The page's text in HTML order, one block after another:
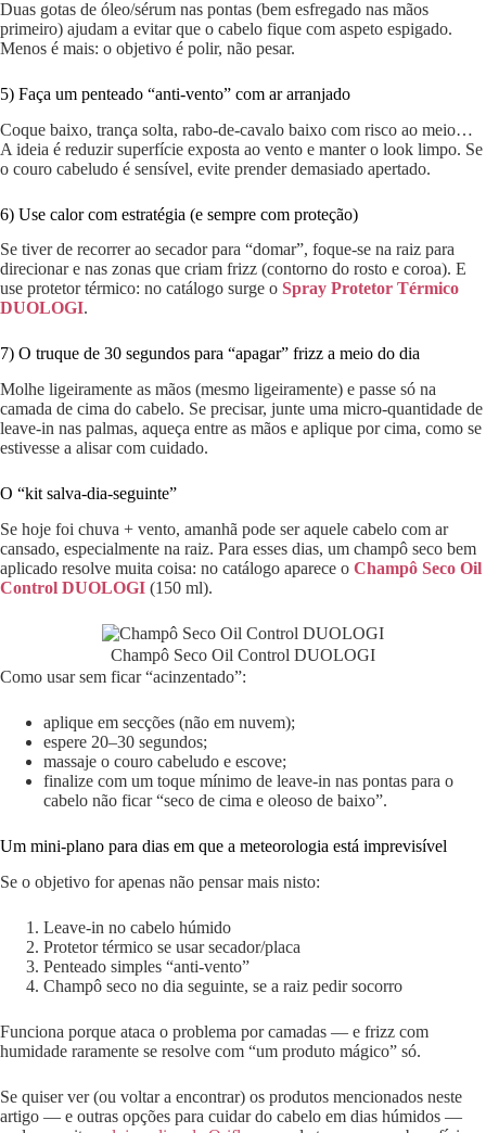
Duas gotas de óleo/sérum nas pontas (bem esfregado nas mãos
primeiro) ajudam a evitar que o cabelo fique com aspeto espigado.
Menos é mais: o objetivo é polir, não pesar.
5) Faça um penteado “anti-vento” com ar arranjado
Coque baixo, trança solta, rabo-de-cavalo baixo com risco ao meio…
A ideia é reduzir superfície exposta ao vento e manter o look limpo. Se
o couro cabeludo é sensível, evite prender demasiado apertado.
6) Use calor com estratégia (e sempre com proteção)
Se tiver de recorrer ao secador para “domar”, foque-se na raiz para
direcionar e nas zonas que criam frizz (contorno do rosto e coroa). E
use protetor térmico: no catálogo surge o Spray Protetor Térmico
DUOLOGI.
7) O truque de 30 segundos para “apagar” frizz a meio do dia
Molhe ligeiramente as mãos (mesmo ligeiramente) e passe só na
camada de cima do cabelo. Se precisar, junte uma micro-quantidade de
leave-in nas palmas, aqueça entre as mãos e aplique por cima, como se
estivesse a alisar com cuidado.
O “kit salva-dia-seguinte”
Se hoje foi chuva + vento, amanhã pode ser aquele cabelo com ar
cansado, especialmente na raiz. Para esses dias, um champô seco bem
aplicado resolve muita coisa: no catálogo aparece o Champô Seco Oil
Control DUOLOGI (150 ml).
Champô Seco Oil Control DUOLOGI
Como usar sem ficar “acinzentado”:
aplique em secções (não em nuvem);
espere 20–30 segundos;
massaje o couro cabeludo e escove;
finalize com um toque mínimo de leave-in nas pontas para o
cabelo não ficar “seco de cima e oleoso de baixo”.
Um mini-plano para dias em que a meteorologia está imprevisível
Se o objetivo for apenas não pensar mais nisto:
Leave-in no cabelo húmido
Protetor térmico se usar secador/placa
Penteado simples “anti-vento”
Champô seco no dia seguinte, se a raiz pedir socorro
Funciona porque ataca o problema por camadas — e frizz com
humidade raramente se resolve com “um produto mágico” só.
Se quiser ver (ou voltar a encontrar) os produtos mencionados neste
artigo — e outras opções para cuidar do cabelo em dias húmidos —